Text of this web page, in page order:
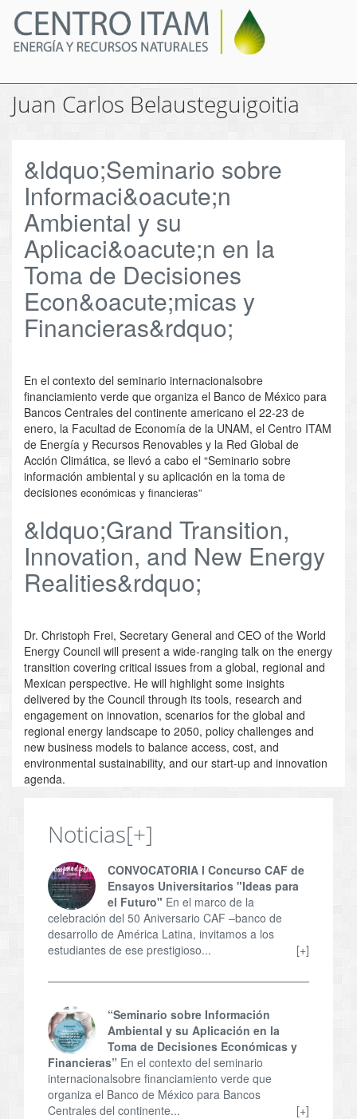
Pasar
contenido
principal
Juan Carlos Belausteguigoitia
&ldquo;Seminario sobre
Informaci&oacute;n
Ambiental y su
Aplicaci&oacute;n en la
Toma de Decisiones
Econ&oacute;micas y
Financieras&rdquo;
En el contexto del seminario internacionalsobre
financiamiento verde que organiza el Banco de México para
Bancos Centrales del continente americano el 22-23 de
enero, la Facultad de Economía de la UNAM, el Centro ITAM
de Energía y Recursos Renovables y la Red Global de
Acción Climática, se llevó a cabo el “Seminario sobre
información ambiental y su aplicación en la toma de
decisiones económicas y financieras”
&ldquo;Grand Transition,
Innovation, and New Energy
Realities&rdquo;
Dr. Christoph Frei, Secretary General and CEO of the World
Energy Council will present a wide-ranging talk on the energy
transition covering critical issues from a global, regional and
Mexican perspective. He will highlight some insights
delivered by the Council through its tools, research and
engagement on innovation, scenarios for the global and
regional energy landscape to 2050, policy challenges and
new business models to balance access, cost, and
environmental sustainability, and our start-up and innovation
agenda.
Noticias[+]
CONVOCATORIA l Concurso CAF de
Ensayos Universitarios "Ideas para
el Futuro" En el marco de la
celebración del 50 Aniversario CAF –banco de
desarrollo de América Latina, invitamos a los
estudiantes de ese prestigioso...
[+]
“Seminario sobre Información
Ambiental y su Aplicación en la
Toma de Decisiones Económicas y
Financieras” En el contexto del seminario
internacionalsobre financiamiento verde que
organiza el Banco de México para Bancos
Centrales del continente...
[+]